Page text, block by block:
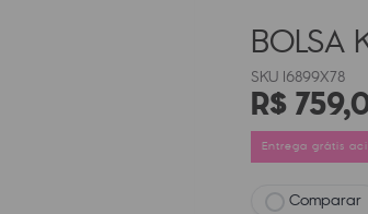
BOLSA
I6899X78
R$759,
Entrega grátis
Comparar